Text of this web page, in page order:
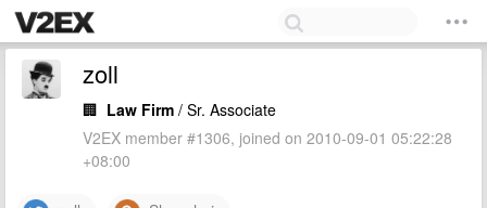
zoll
🏢 Law Firm / Sr. Associate
V2EX member #1306, joined on 2010-09-01 05:22:28
+08:00